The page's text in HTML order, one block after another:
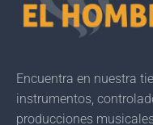
Encuentra en nuestra
instrumentos,
producciones